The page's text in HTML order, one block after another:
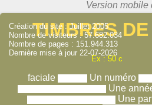
TIMBRES
Ex : 50 c
faciale Un numéro
Une
Une
Création du site : Juillet 2005
Nombre de visiteurs : 57.682.034
Nombre de pages : 151.944.313
Dernière mise à jour 22-07-2026